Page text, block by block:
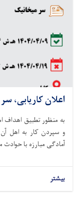
اعلان کاریابی،
به منظور تطبیق اهداف
و سپردن کار به اهل
آمادگی مبارزه با حوادث
بیشتر